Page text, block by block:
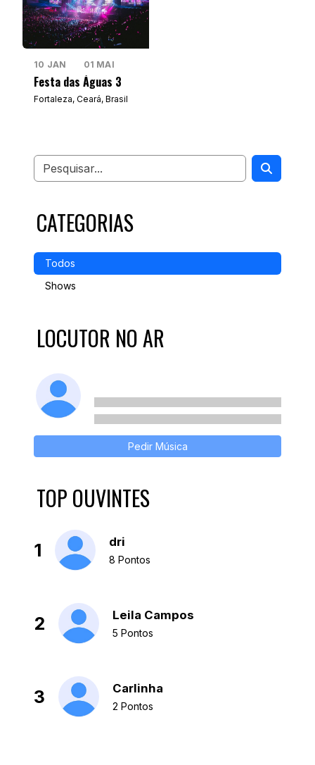
10 JAN 01 MAI
Festa das Águas 3
Fortaleza, Ceará, Brasil
CATEGORIAS
Todos
Shows
LOCUTOR NO AR
Pedir Música
TOP OUVINTES
1 dri
8 Pontos
2 Leila Campos
5 Pontos
3 Carlinha
2 Pontos